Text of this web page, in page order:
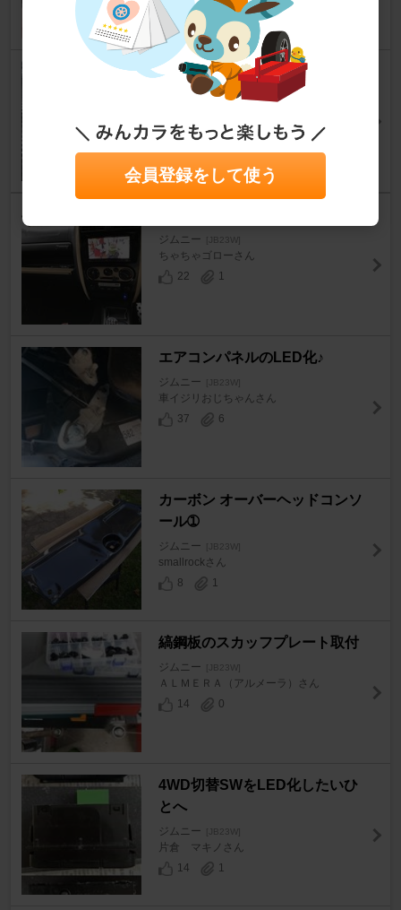
38
カーボン オーバーヘッドコンソ
ール②
smallrockさん
8
1
ジムニー [JB23W]
ちゃちゃゴローさん
22
1
エアコンパネルのLED化♪
ジムニー [JB23W]
車イジリおじちゃんさん
37
6
カーボン オーバーヘッドコンソ
ール➀
ジムニー [JB23W]
smallrockさん
8
1
縞鋼板のスカッフプレート取付
ジムニー [JB23W]
ＡＬＭＥＲＡ（アルメーラ）さん
14
0
4WD切替SWをLED化したいひ
とへ
ジムニー [JB23W]
片倉 マキノさん
14
1
会員登録をして使う